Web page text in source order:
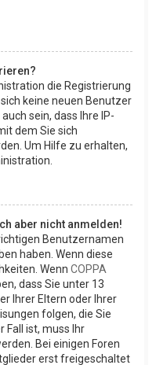
die Registrierung
keine neuen Benutzer
sein, dass Ihre IP-
dem Sie sich
Um Hilfe zu erhalten,
aber nicht anmelden!
Benutzernamen
haben. Wenn diese
Wenn COPPA
dass Sie unter 13
Ihrer Eltern oder Ihrer
folgen, die Sie
Fall ist, muss Ihr
Bei einigen Foren
erst freigeschaltet